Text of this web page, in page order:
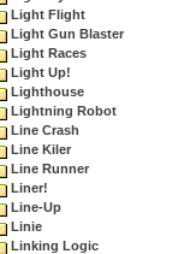
Light Flight
Light Gun Blaster
Light Races
Light Up!
Lighthouse
Lightning Robot
Line Crash
Line Kiler
Line Runner
Liner!
Line-Up
Linie
Linking Logic